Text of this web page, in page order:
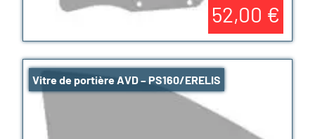
52,00 €
Vitre de portière AVD – PS160/ERELIS